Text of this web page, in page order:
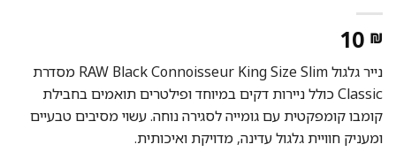
10 ₪
נייר גלגול RAW Black Connoisseur King Size Slim מסדרת
Classic כולל ניירות דקים במיוחד ופילטרים תואמים בחבילת
קומבו קומפקטית עם גומייה לסגירה נוחה. עשוי מסיבים טבעיים
ומעניק חוויית גלגול עדינה, מדויקת ואיכותית.